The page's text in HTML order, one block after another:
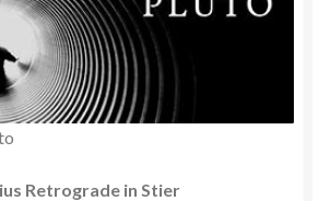
Retrograde in Stier